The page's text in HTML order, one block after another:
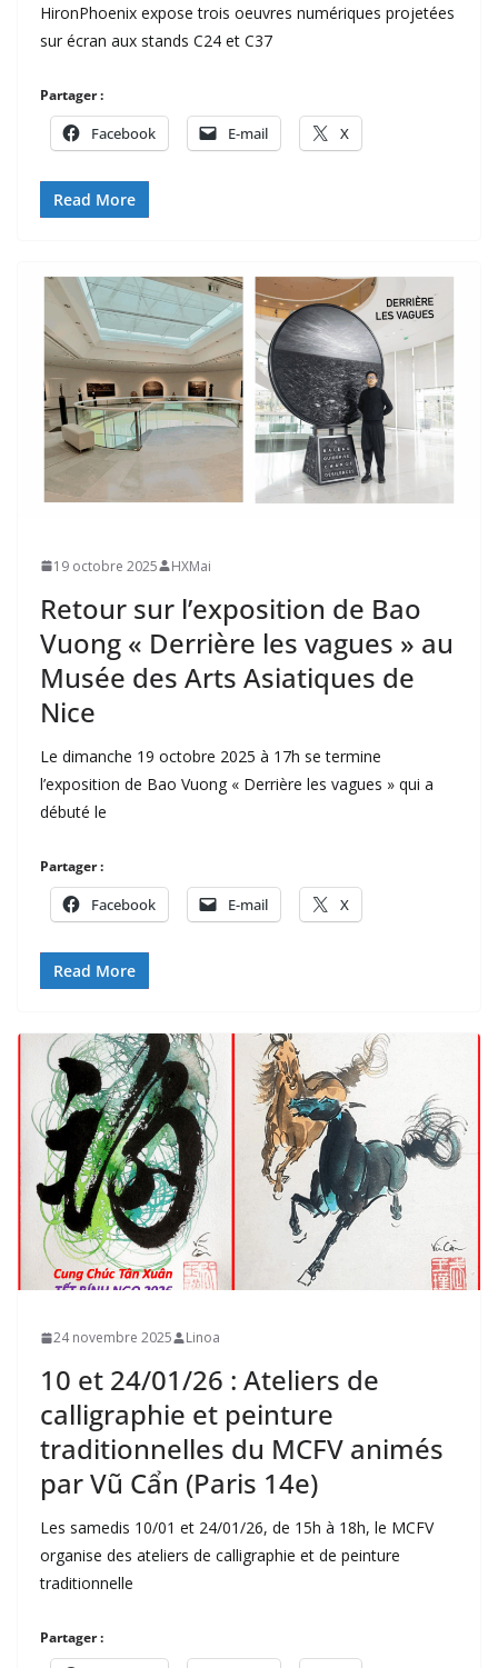
HironPhoenix expose trois oeuvres numériques projetées
sur écran aux stands C24 et C37
Partager :
Facebook E-mail X
Read More
19 octobre 2025 HXMai
Retour sur l’exposition de Bao
Vuong « Derrière les vagues » au
Musée des Arts Asiatiques de
Nice
Le dimanche 19 octobre 2025 à 17h se termine
l’exposition de Bao Vuong « Derrière les vagues » qui a
débuté le
Partager :
Facebook E-mail X
Read More
24 novembre 2025 Linoa
10 et 24/01/26 : Ateliers de
calligraphie et peinture
traditionnelles du MCFV animés
par Vũ Cẩn (Paris 14e)
Les samedis 10/01 et 24/01/26, de 15h à 18h, le MCFV
organise des ateliers de calligraphie et de peinture
traditionnelle
Partager :